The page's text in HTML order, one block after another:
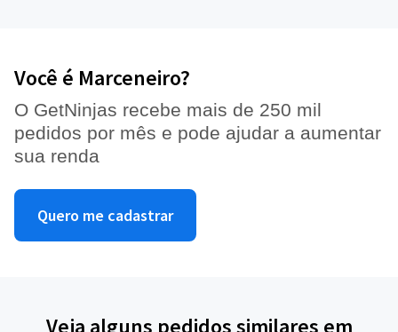
Você é Marceneiro?
O GetNinjas recebe mais de 250 mil
pedidos por mês e pode ajudar a aumentar
sua renda
Quero me cadastrar
Veja alguns pedidos similares em